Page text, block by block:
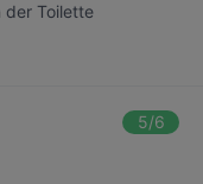
der Toilette
5/6